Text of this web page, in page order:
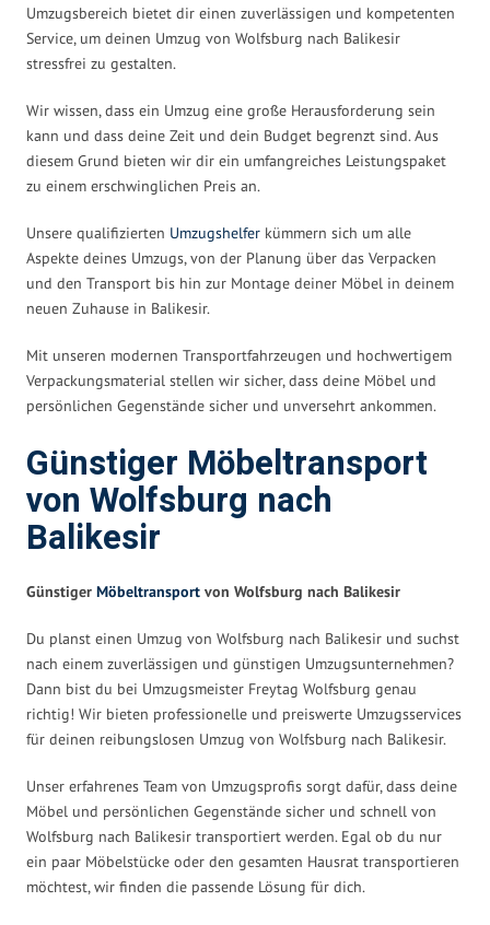
Umzugsbereich bietet dir einen zuverlässigen und kompetenten
Service, um deinen Umzug von Wolfsburg nach Balikesir
stressfrei zu gestalten.
Wir wissen, dass ein Umzug eine große Herausforderung sein
kann und dass deine Zeit und dein Budget begrenzt sind. Aus
diesem Grund bieten wir dir ein umfangreiches Leistungspaket
zu einem erschwinglichen Preis an.
Unsere qualifizierten Umzugshelfer kümmern sich um alle
Aspekte deines Umzugs, von der Planung über das Verpacken
und den Transport bis hin zur Montage deiner Möbel in deinem
neuen Zuhause in Balikesir.
Mit unseren modernen Transportfahrzeugen und hochwertigem
Verpackungsmaterial stellen wir sicher, dass deine Möbel und
persönlichen Gegenstände sicher und unversehrt ankommen.
Günstiger Möbeltransport
von Wolfsburg nach
Balikesir
Günstiger Möbeltransport von Wolfsburg nach Balikesir
Du planst einen Umzug von Wolfsburg nach Balikesir und suchst
nach einem zuverlässigen und günstigen Umzugsunternehmen?
Dann bist du bei Umzugsmeister Freytag Wolfsburg genau
richtig! Wir bieten professionelle und preiswerte Umzugsservices
für deinen reibungslosen Umzug von Wolfsburg nach Balikesir.
Unser erfahrenes Team von Umzugsprofis sorgt dafür, dass deine
Möbel und persönlichen Gegenstände sicher und schnell von
Wolfsburg nach Balikesir transportiert werden. Egal ob du nur
ein paar Möbelstücke oder den gesamten Hausrat transportieren
möchtest, wir finden die passende Lösung für dich.